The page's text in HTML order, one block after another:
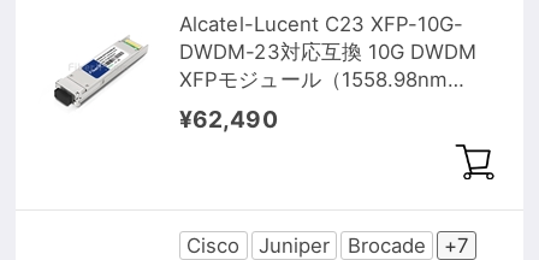
Alcatel-Lucent C23 XFP-10G-
DWDM-23対応互換 10G DWDM
XFPモジュール（1558.98nm
80km DOM）
¥62,490
Cisco Juniper Brocade
+7